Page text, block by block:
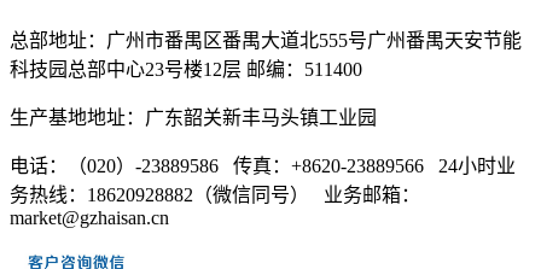
总部地址：广州市番禺区番禺大道北555号广州番禺天安节能
科技园总部中心23号楼12层 邮编：511400
生产基地地址：广东韶关新丰马头镇工业园
电话：（020）-23889586 传真：+8620-23889566 24小时业
务热线：18620928882（微信同号） 业务邮箱：
market@gzhaisan.cn